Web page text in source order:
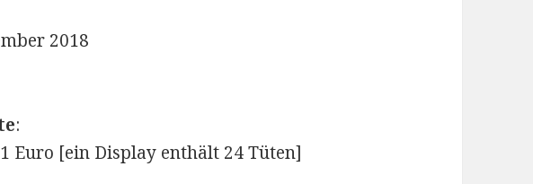
2018
:
Euro [ein Display enthält 24 Tüten]